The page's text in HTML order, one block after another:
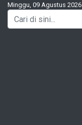
Minggu, 09 Agustus 2026